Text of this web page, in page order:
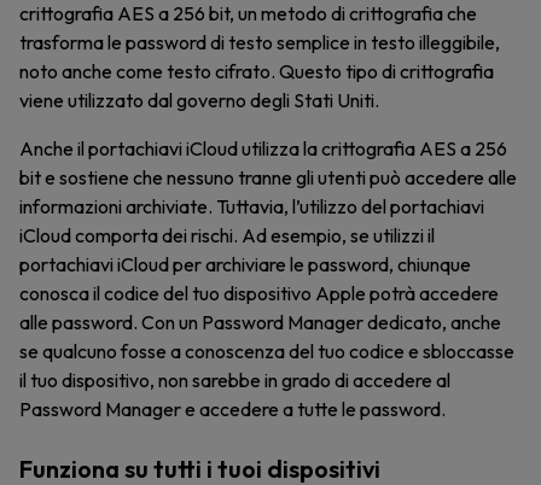
crittografia AES a 256 bit, un metodo di crittografia che
trasforma le password di testo semplice in testo illeggibile,
noto anche come testo cifrato. Questo tipo di crittografia
viene utilizzato dal governo degli Stati Uniti.
Anche il portachiavi iCloud utilizza la crittografia AES a 256
bit e sostiene che nessuno tranne gli utenti può accedere alle
informazioni archiviate. Tuttavia, l’utilizzo del portachiavi
iCloud comporta dei rischi. Ad esempio, se utilizzi il
portachiavi iCloud per archiviare le password, chiunque
conosca il codice del tuo dispositivo Apple potrà accedere
alle password. Con un Password Manager dedicato, anche
se qualcuno fosse a conoscenza del tuo codice e sbloccasse
il tuo dispositivo, non sarebbe in grado di accedere al
Password Manager e accedere a tutte le password.
Funziona su tutti i tuoi dispositivi